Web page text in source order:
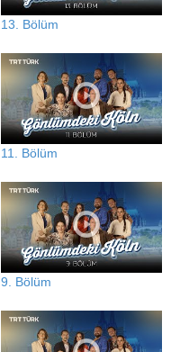
13. Bölüm
11. Bölüm
9. Bölüm